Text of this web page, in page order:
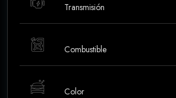
Transmisión
Combustible
Color